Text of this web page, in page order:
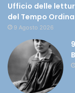
Ufficio delle
del Tempo
9 Agosto 2026